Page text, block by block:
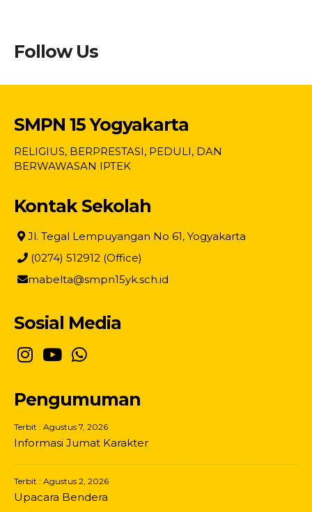
Follow Us
SMPN 15 Yogyakarta
RELIGIUS, BERPRESTASI, PEDULI, DAN
BERWAWASAN IPTEK
Kontak Sekolah
Jl. Tegal Lempuyangan No 61, Yogyakarta
(0274) 512912 (Office)
mabelta@smpn15yk.sch.id
Sosial Media
Pengumuman
Terbit : Agustus 7, 2026
Informasi Jumat Karakter
Terbit : Agustus 2, 2026
Upacara Bendera